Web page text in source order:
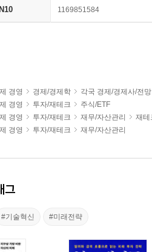
1169851584
경영 경제/경제학
각국 경제/경제사/전망
경영 투자/재테크
주식/ETF
경영 투자/재테크 재무/자산관리
재테
경영 투자/재테크 재무/자산관리
그
#기술혁신 #미래전략